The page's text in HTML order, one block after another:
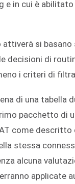
e in cui è
si basano
decisioni di
i criteri di
di una tabella
pacchetto di
come
stessa
alcuna
applicate